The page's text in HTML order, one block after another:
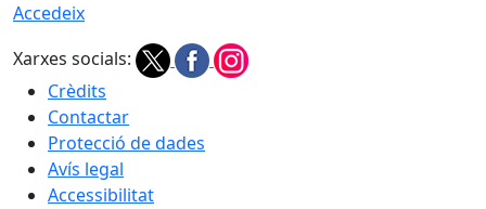
Accedeix
Xarxes socials:
Crèdits
Contactar
Protecció de dades
Avís legal
Accessibilitat